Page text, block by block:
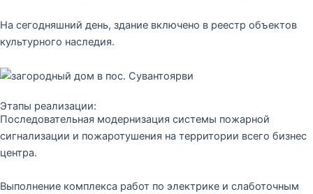
На сегодняшний день, здание включено в реестр объектов
культурного наследия.
Этапы реализации:
Последовательная модернизация системы пожарной
сигнализации и пожаротушения на территории всего бизнес
центра.
Выполнение комплекса работ по электрике и слаботочным